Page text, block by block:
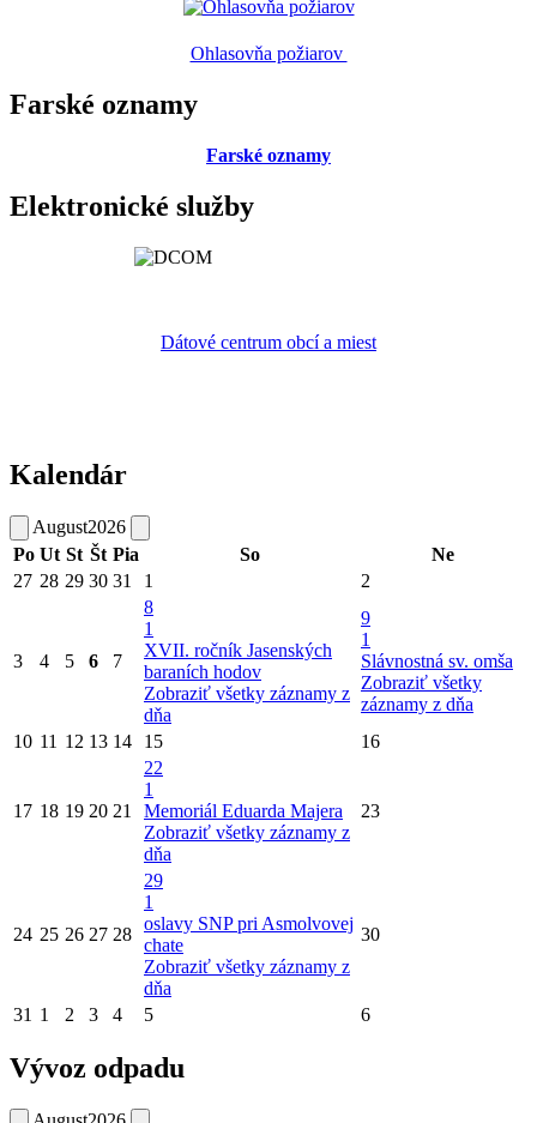
Ohlasovňa požiarov
Farské oznamy
Farské oznamy
Elektronické služby
Dátové centrum obcí a miest
Kalendár
August2026
Po Ut St Št Pia So
Ne
27 28 29 30 31 1 2
3 4 5 6 7
8
1
XVII. ročník Jasenských
baraních hodov
Zobraziť všetky záznamy z
dňa
9
1
Slávnostná sv. omša
Zobraziť všetky
záznamy z dňa
10 11 12 13 14 15 16
17 18 19 20 21
22
1
Memoriál Eduarda Majera
Zobraziť všetky záznamy z
dňa
23
24 25 26 27 28
29
1
oslavy SNP pri Asmolvovej
chate
Zobraziť všetky záznamy z
dňa
30
31 1 2 3 4 5 6
Vývoz odpadu